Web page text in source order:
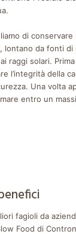
di
lontano da fonti di
raggi solari.
l’integrità della
Una volta
entro un
fagioli da
Food di